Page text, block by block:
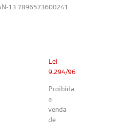
13 7896573600241
Lei
9.294/96
Proibida
a
venda
de